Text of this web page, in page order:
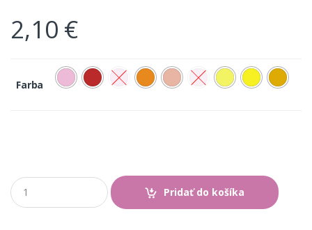
2,10 €
Farba
Q
u
a
Pridať do košíka